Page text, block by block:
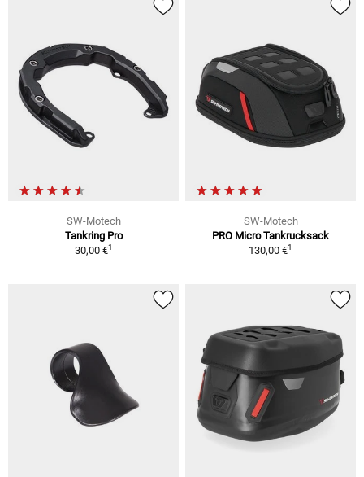
SW-Motech
Tankring Pro
30,00 €1
SW-Motech
PRO Micro Tankrucksack
130,00 €1